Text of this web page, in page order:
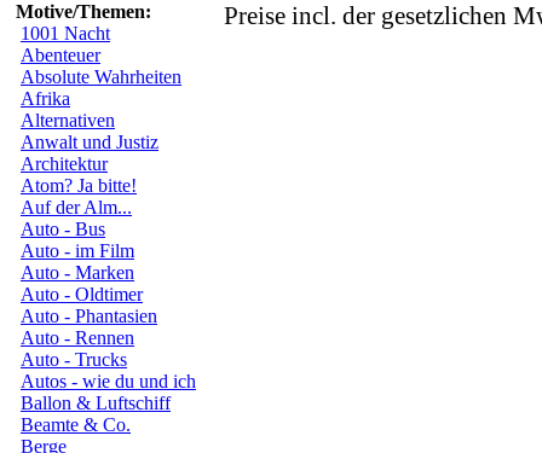
Motive/Themen:
1001 Nacht
Abenteuer
Absolute Wahrheiten
Afrika
Alternativen
Anwalt und Justiz
Architektur
Atom? Ja bitte!
Auf der Alm...
Auto - Bus
Auto - im Film
Auto - Marken
Auto - Oldtimer
Auto - Phantasien
Auto - Rennen
Auto - Trucks
Autos - wie du und ich
Ballon & Luftschiff
Beamte & Co.
Berge
Preise incl. der gesetzlichen